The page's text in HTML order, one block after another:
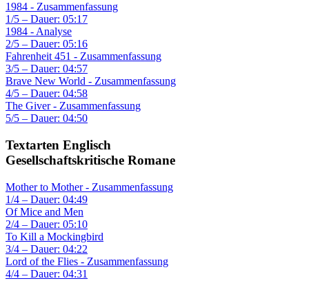
1984 - Zusammenfassung
1/5 – Dauer: 05:17
1984 - Analyse
2/5 – Dauer: 05:16
Fahrenheit 451 - Zusammenfassung
3/5 – Dauer: 04:57
Brave New World - Zusammenfassung
4/5 – Dauer: 04:58
The Giver - Zusammenfassung
5/5 – Dauer: 04:50
Textarten Englisch
Gesellschaftskritische Romane
Mother to Mother - Zusammenfassung
1/4 – Dauer: 04:49
Of Mice and Men
2/4 – Dauer: 05:10
To Kill a Mockingbird
3/4 – Dauer: 04:22
Lord of the Flies - Zusammenfassung
4/4 – Dauer: 04:31